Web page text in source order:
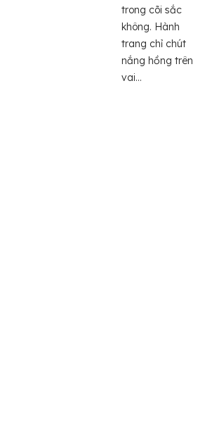
trong cõi sắc
không. Hành
trang chỉ chút
nắng hồng trên
vai...